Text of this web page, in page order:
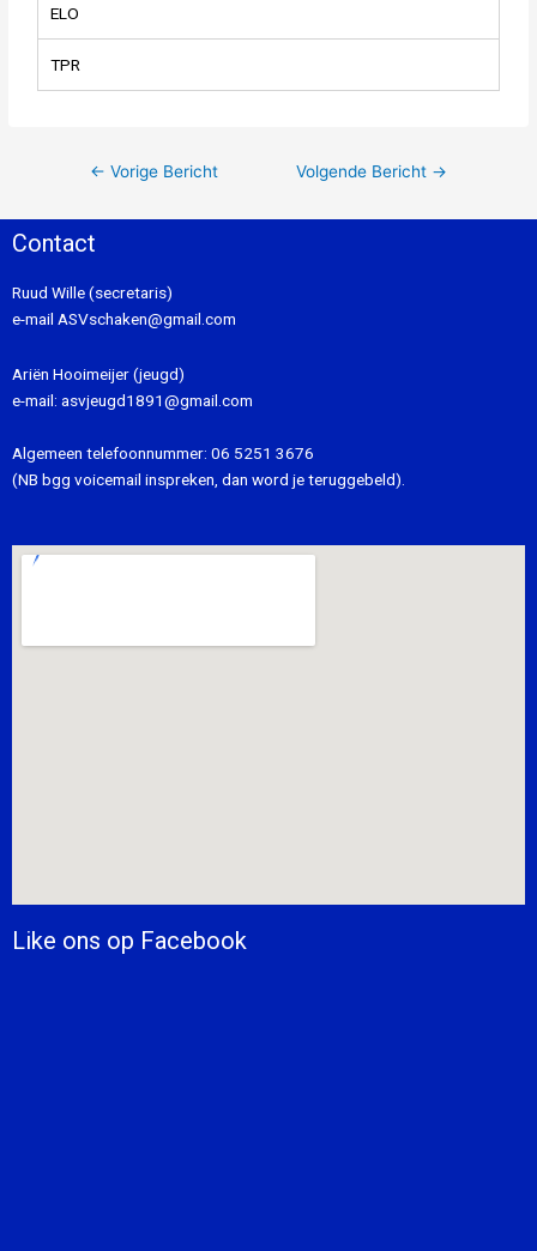
ELO
TPR
← Vorige Bericht Volgende Bericht →
Contact
Ruud Wille (secretaris)
e-mail ASVschaken@gmail.com
Ariën Hooimeijer (jeugd)
e-mail: asvjeugd1891@gmail.com
Algemeen telefoonnummer: 06 5251 3676
(NB bgg voicemail inspreken, dan word je teruggebeld).
Like ons op Facebook